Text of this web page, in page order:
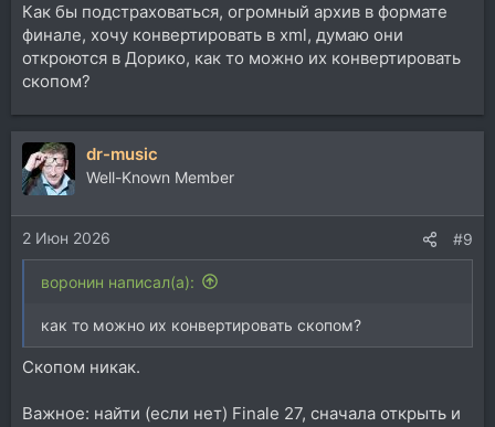
Как бы подстраховаться, огромный архив в формате
финале, хочу конвертировать в xml, думаю они
откроются в Дорико, как то можно их конвертировать
скопом?
dr-music
Well-Known Member
2 Июн 2026 #9
воронин написал(а):
как то можно их конвертировать скопом?
Скопом никак.
Важное: найти (если нет) Finale 27, сначала открыть и